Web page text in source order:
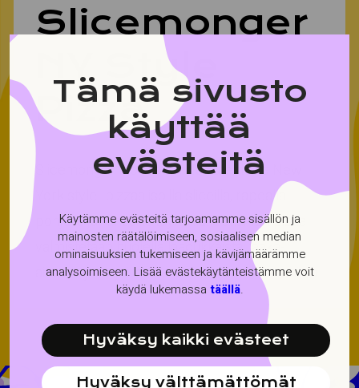
Tämä sivusto
käyttää
evästeitä
Käytämme evästeitä tarjoamamme sisällön ja
mainosten räätälöimiseen, sosiaalisen median
ominaisuuksien tukemiseen ja kävijämäärämme
analysoimiseen. Lisää evästekäytänteistämme voit
käydä lukemassa täällä.
Hyväksy kaikki evästeet
Hyväksy välttämättömät
Slice­mon­ger
NY Style
Pizza
Slicemonger tuo festareille autenttista New
York style -pizzaa isoilla sliceilla, rapealla
pohjalla ja runsailla täytteillä. Jokainen pizza
valmistetaan huolella laadukkaista raaka-
aineista ja tarjoillaan kuumana suoraan uunista.